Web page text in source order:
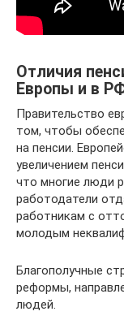
Отличия
Европы и в
Правительство
том, чтобы
на пенсии.
увеличением
что многие люди
работодатели
работникам с
молодым
Благополучные
реформы,
людей.